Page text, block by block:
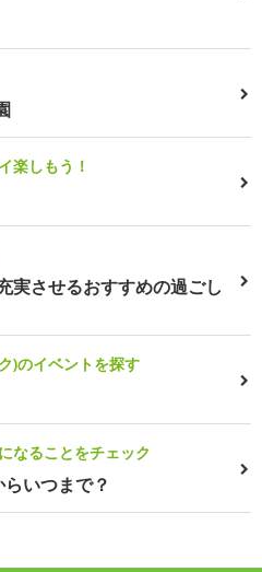
楽しもう！
実させるおすすめの過ごし
)のイベントを探す
なることをチェック
いつまで？